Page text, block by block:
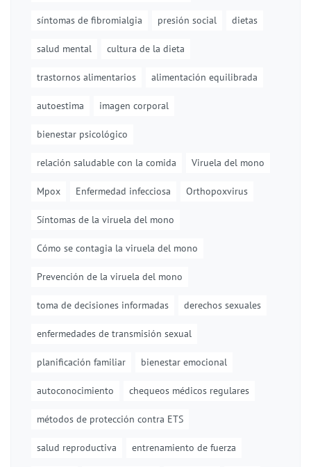
síntomas de fibromialgia presión social dietas
salud mental cultura de la dieta
trastornos alimentarios alimentación equilibrada
autoestima imagen corporal
bienestar psicológico
relación saludable con la comida Viruela del mono
Mpox Enfermedad infecciosa Orthopoxvirus
Síntomas de la viruela del mono
Cómo se contagia la viruela del mono
Prevención de la viruela del mono
toma de decisiones informadas derechos sexuales
enfermedades de transmisión sexual
planificación familiar bienestar emocional
autoconocimiento chequeos médicos regulares
métodos de protección contra ETS
salud reproductiva entrenamiento de fuerza